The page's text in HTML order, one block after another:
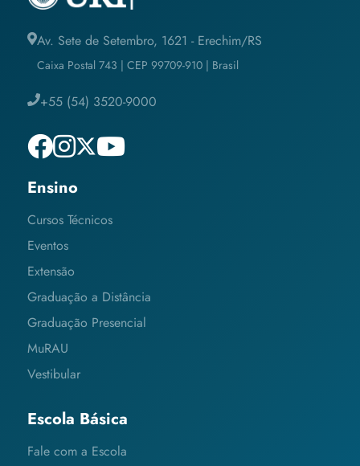
Av. Sete de Setembro, 1621 - Erechim/RS
Caixa Postal 743 | CEP 99709-910 | Brasil
+55 (54) 3520-9000
Ensino
Cursos Técnicos
Eventos
Extensão
Graduação a Distância
Graduação Presencial
MuRAU
Vestibular
Escola Básica
Fale com a Escola